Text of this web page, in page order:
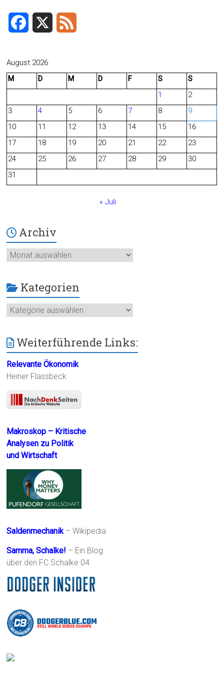
c
b
o
August 2026
M
D M D F S
S
1
2
3
4 5 6 7 8
9
10
11 12 13 14 15
16
17
18 19 20 21 22
23
24
25 26 27 28 29
30
31
« Juli
Archiv
Archiv
Kategorien
Kategorien
Weiterführende Links:
Relevante Ökonomik
Heiner Flassbeck
Makroskop – Kritische
Analysen zu Politik
und Wirtschaft
Saldenmechanik– Wikipedia
Samma, Schalke! – Ein Blog
über den FC Schalke 04